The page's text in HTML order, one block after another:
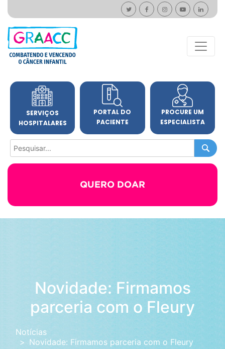
SERVIÇOS
HOSPITALARES
PORTAL DO
PACIENTE
PROCURE UM
ESPECIALISTA
QUERO DOAR
Novidade: Firmamos
parceria com o Fleury
Notícias
Novidade: Firmamos parceria com o Fleury